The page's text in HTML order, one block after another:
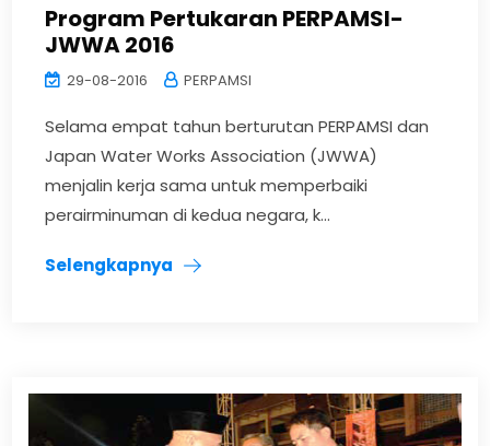
Program Pertukaran PERPAMSI-
JWWA 2016
29-08-2016 PERPAMSI
Selama empat tahun berturutan PERPAMSI dan
Japan Water Works Association (JWWA)
menjalin kerja sama untuk memperbaiki
perairminuman di kedua negara, k...
Selengkapnya